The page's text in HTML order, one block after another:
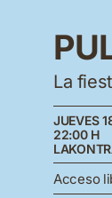
La
JUEVES
22:00 H
Acceso